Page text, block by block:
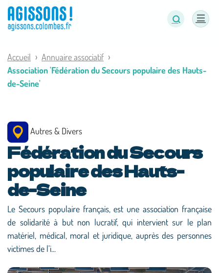
Accueil
Annuaire associatif
Association 'Fédération du Secours populaire des Hauts-
de-Seine'
Autres & Divers
Fédération du Secours
populaire des Hauts-
de-Seine
Le Secours populaire français, est une association française
de solidarité à but non lucratif, qui intervient sur le plan
matériel, médical, moral et juridique, auprès des personnes
victimes de l’i...
Panneau de gestion des cookies